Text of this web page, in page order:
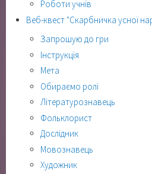
Роботи учнів
Веб-квест "Скарбничка усної
Запрошую до гри
Інструкція
Мета
Обираємо ролі
Літературознавець
Фольклорист
Дослідник
Мовознавець
Художник